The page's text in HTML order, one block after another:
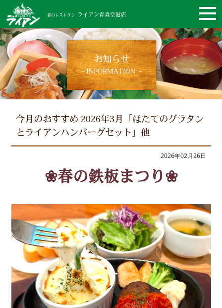
森のレストラン ライアン青森空港店
お知らせ
INFORMATION
今月のおすすめ 2026年3月「ほたてのグラタン
とライアンハンバーグセット」他
2026年02月26日
❀春の鉄板まつり❀